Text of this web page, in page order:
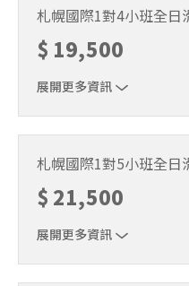
程時間9:30～15:30（含午
札幌國際1對4小班全日
$ 19,500
展開更多資訊
時間9:30～15:30（含午休
札幌國際1對5小班全日
$ 21,500
展開更多資訊